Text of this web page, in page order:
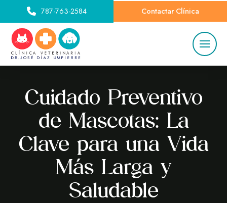
787-763-2584 Contactar Clínica
Cuidado Preventivo
de Mascotas: La
Clave para una Vida
Más Larga y
Saludable